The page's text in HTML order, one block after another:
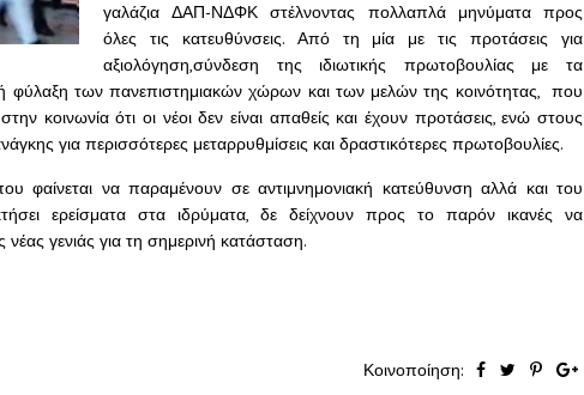
γαλάζια ΔΑΠ-ΝΔΦΚ στέλνοντας πολλαπλά μηνύματα προς
όλες τις κατευθύνσεις. Από τη μία με τις προτάσεις για
αξιολόγηση,σύνδεση της ιδιωτικής πρωτοβουλίας με τα
φύλαξη των πανεπιστημιακών χώρων και των μελών της κοινότητας, που
κοινωνία ότι οι νέοι δεν είναι απαθείς και έχουν προτάσεις, ενώ στους
για περισσότερες μεταρρυθμίσεις και δραστικότερες πρωτοβουλίες.
να παραμένουν σε αντιμνημονιακή κατεύθυνση αλλά και του
ερείσματα στα ιδρύματα, δε δείχνουν προς το παρόν ικανές να
γενιάς για τη σημερινή κατάσταση.
Κοινοποίηση: